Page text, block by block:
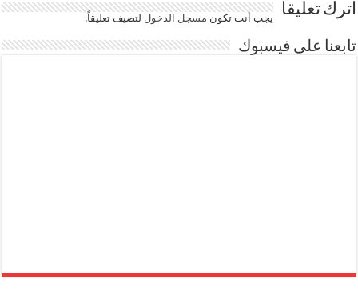
اترك تعليقاً يجب أنت تكون مسجل الدخوللتضيف تعليقاً.
تابعنا على فيسبوك